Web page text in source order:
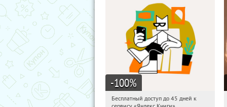
-100%
03:12:09
Получи первым!
Бесплатный доступ до 45 дней к